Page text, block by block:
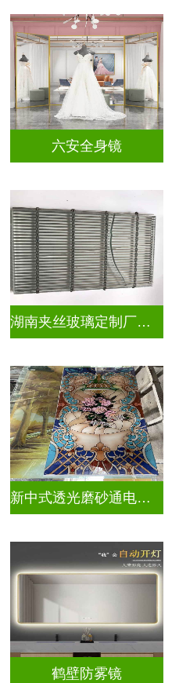
六安全身镜
湖南夹丝玻璃定制厂家地址
新中式透光磨砂通电深雕浮雕玻璃
鹤壁防雾镜